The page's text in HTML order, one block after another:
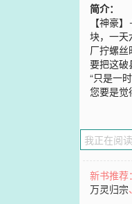
简介：
【神豪
块，一天
厂拧螺
要把这破
“只是一
您要是觉
新书推荐
万灵归宗